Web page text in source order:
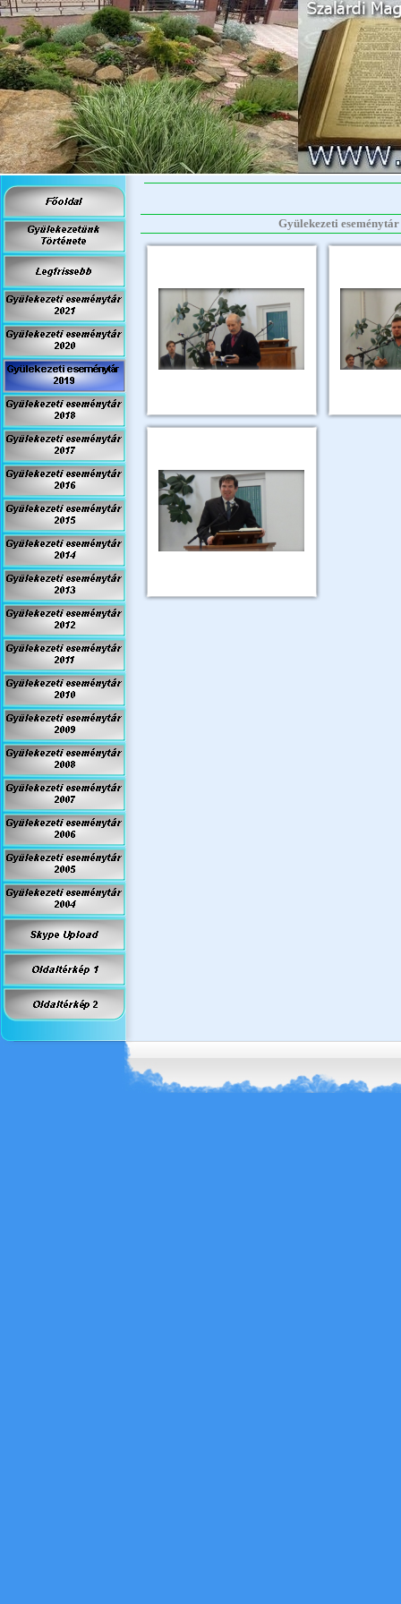
Gyülekezeti